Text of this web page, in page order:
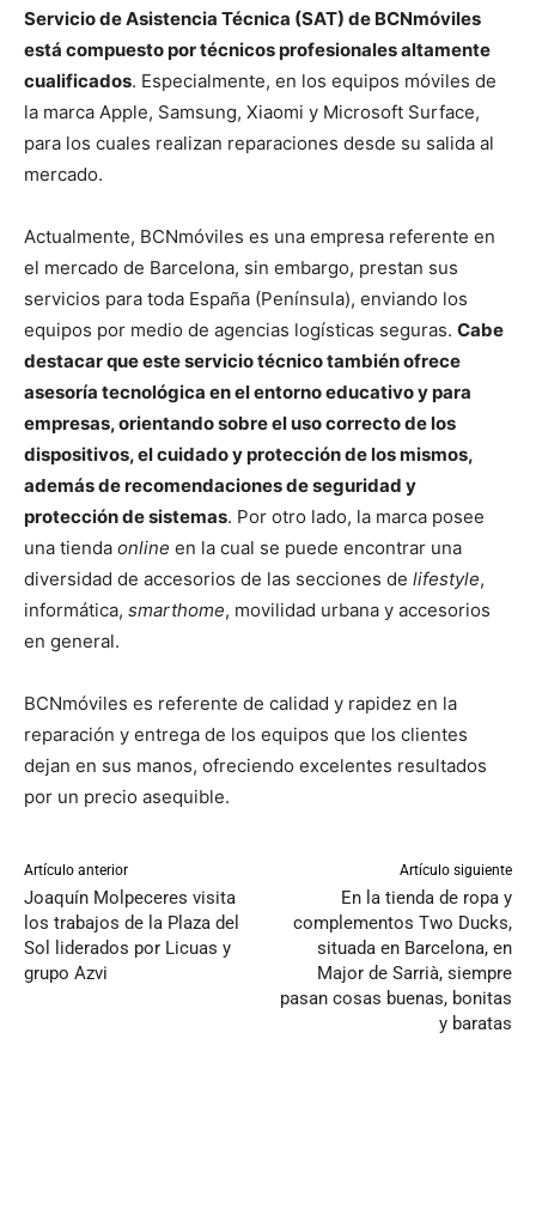
Servicio de Asistencia Técnica (SAT) de BCNmóviles
está compuesto por técnicos profesionales altamente
cualificados. Especialmente, en los equipos móviles de
la marca Apple, Samsung, Xiaomi y Microsoft Surface,
para los cuales realizan reparaciones desde su salida al
mercado.
Actualmente, BCNmóviles es una empresa referente en
el mercado de Barcelona, sin embargo, prestan sus
servicios para toda España (Península), enviando los
equipos por medio de agencias logísticas seguras. Cabe
destacar que este servicio técnico también ofrece
asesoría tecnológica en el entorno educativo y para
empresas, orientando sobre el uso correcto de los
dispositivos, el cuidado y protección de los mismos,
además de recomendaciones de seguridad y
protección de sistemas. Por otro lado, la marca posee
una tienda online en la cual se puede encontrar una
diversidad de accesorios de las secciones de lifestyle,
informática, smarthome, movilidad urbana y accesorios
en general.
BCNmóviles es referente de calidad y rapidez en la
reparación y entrega de los equipos que los clientes
dejan en sus manos, ofreciendo excelentes resultados
por un precio asequible.
Artículo anterior
Joaquín Molpeceres visita
los trabajos de la Plaza del
Sol liderados por Licuas y
grupo Azvi
Artículo siguiente
En la tienda de ropa y
complementos Two Ducks,
situada en Barcelona, en
Major de Sarrià, siempre
pasan cosas buenas, bonitas
y baratas